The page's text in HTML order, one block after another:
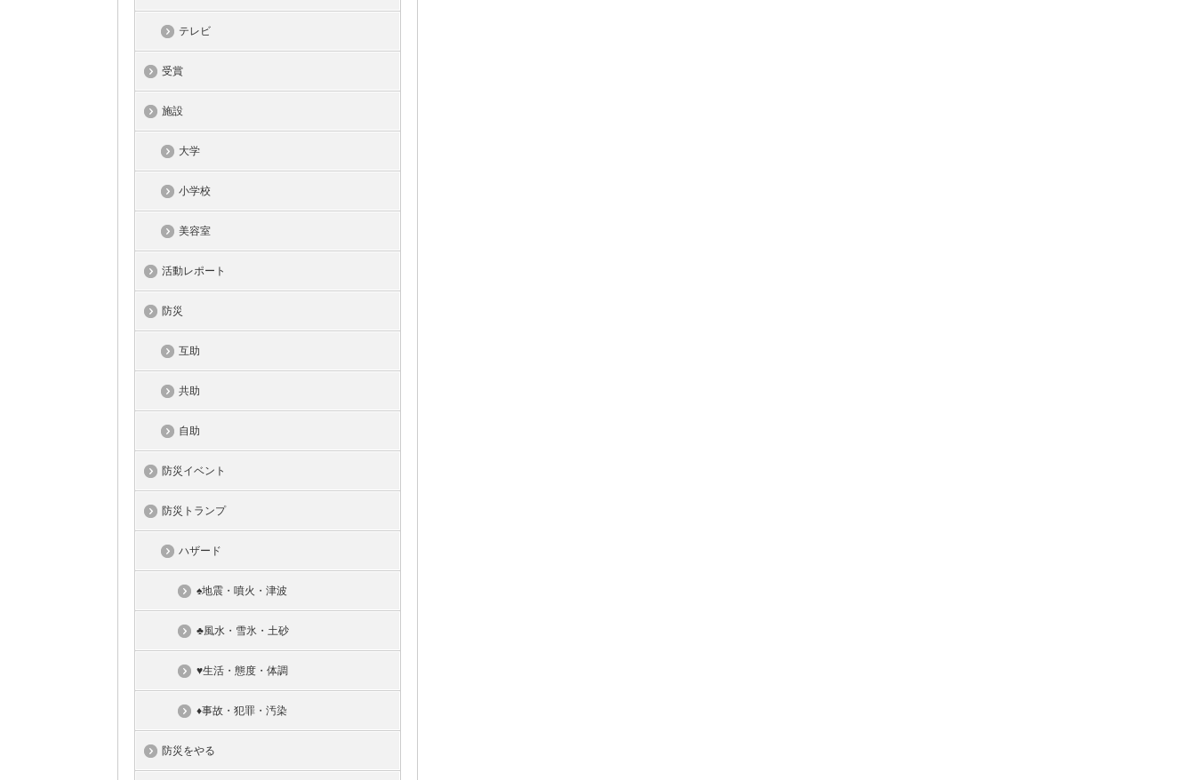
テレビ
受賞
施設
大学
小学校
美容室
活動レポート
防災
互助
共助
自助
防災イベント
防災トランプ
ハザード
♠地震・噴火・津波
♣風水・雪氷・土砂
♥生活・態度・体調
♦事故・犯罪・汚染
防災をやる